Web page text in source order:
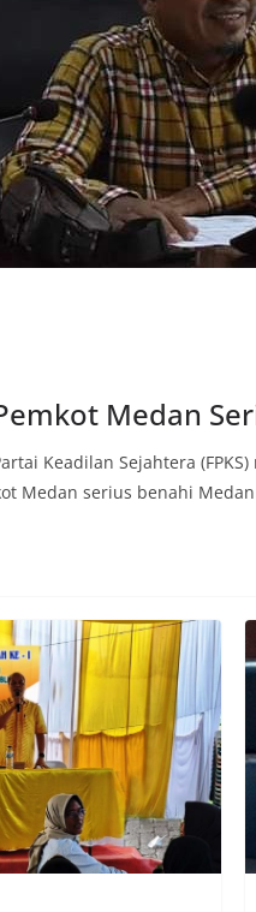
Medan
Keadilan Sejahtera
Medan serius benahi